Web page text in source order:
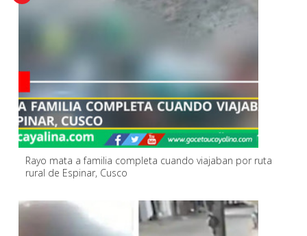
Rayo mata a familia completa cuando viajaban por ruta
rural de Espinar, Cusco